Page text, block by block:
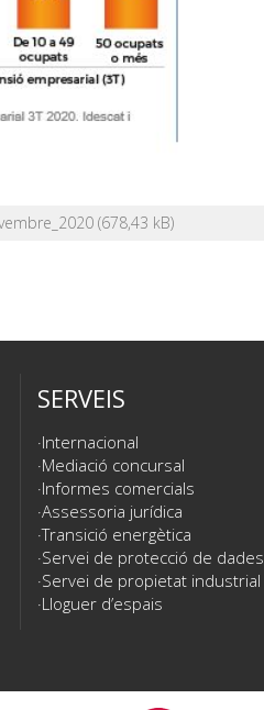
SERVEIS
Internacional
Mediació concursal
Informes comercials
Assessoria jurídica
Transició energètica
Servei de protecció de dades
Servei de propietat industrial
Lloguer d’espais